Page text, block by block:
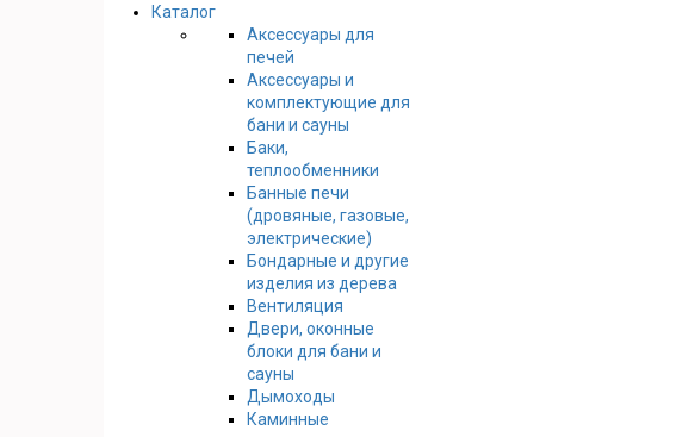
Каталог
Аксессуары для
печей
Аксессуары и
комплектующие для
бани и сауны
Баки,
теплообменники
Банные печи
(дровяные, газовые,
электрические)
Бондарные и другие
изделия из дерева
Вентиляция
Двери, оконные
блоки для бани и
сауны
Дымоходы
Каминные